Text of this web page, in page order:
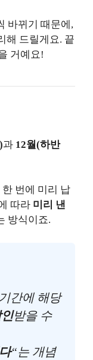
바뀌기 때문에,
해 드릴게요. 끝
거예요!
과 12월(하반
번에 미리 납
따라 미리 낸
방식이죠.
간에 해당
받을 수
“는 개념